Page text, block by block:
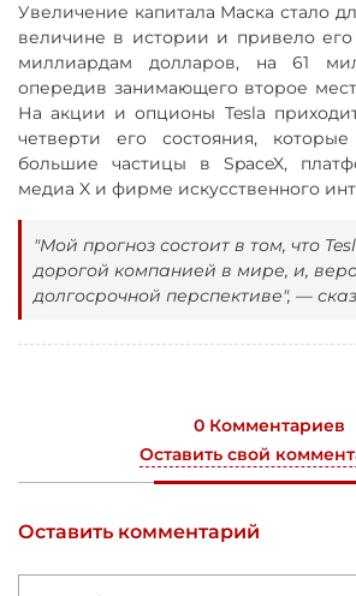
Увеличение капитала Маска стало
величине в истории и привело его
миллиардам долларов, на 61
опередив занимающего второе
На акции и опционы Tesla
четверти его состояния,
большие частицы в SpaceX,
медиа X и фирме искусственного
"Мой прогноз состоит в том, что
дорогой компанией в мире, и,
долгосрочной перспективе", —
0 Комментариев
Оставить свой
Оставить комментарий